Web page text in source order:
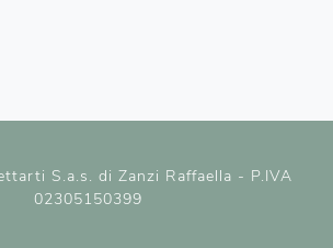
S.a.s. di Zanzi Raffaella - P.IVA
02305150399